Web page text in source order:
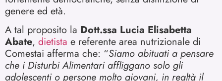
genere ed età.
A tal proposito la Dott.ssa Lucia Elisabetta
Abate, dietista e referente area nutrizionale di
Comestai afferma che: “Siamo abituati a pensare
che i Disturbi Alimentari affliggano solo gli
adolescenti o persone molto giovani, in realtà il